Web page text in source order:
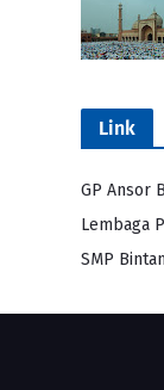
Link
GP Ansor
Lembaga
SMP